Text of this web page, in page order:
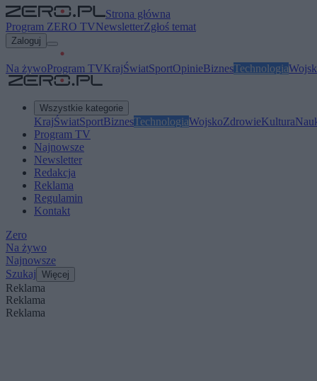
Strona główna
Program ZERO TVNewsletterZgłoś temat
Zaloguj
Na żywoProgram TVKrajŚwiatSportOpinieBiznesTechnologia
Wszystkie kategorie
KrajŚwiatSportBiznesTechnologiaWojskoZdrowieKultura
Program TV
Najnowsze
Newsletter
Redakcja
Reklama
Regulamin
Kontakt
Zero
Na żywo
Najnowsze
Szukaj Więcej
Reklama
Reklama
Reklama